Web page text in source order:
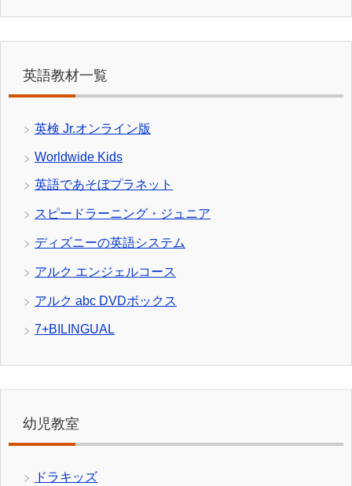
英語教材一覧
英検 Jr.オンライン版
Worldwide Kids
英語であそぼプラネット
スピードラーニング・ジュニア
ディズニーの英語システム
アルク エンジェルコース
アルク abc DVDボックス
7+BILINGUAL
幼児教室
ドラキッズ